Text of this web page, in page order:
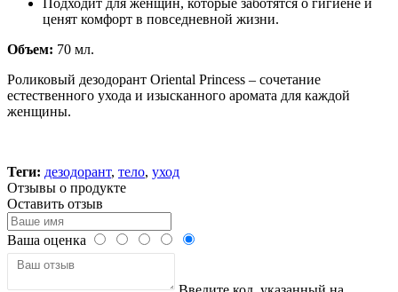
Подходит для женщин, которые заботятся о гигиене и
ценят комфорт в повседневной жизни.
Объем: 70 мл.
Роликовый дезодорант Oriental Princess – сочетание
естественного ухода и изысканного аромата для каждой
женщины.
Теги: дезодорант, тело, уход
Отзывы о продукте
Оставить отзыв
Ваша оценка